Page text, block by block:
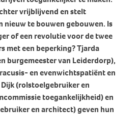
vrijblijvend en stelt
nieuw te bouwen gebouwen. Is
of een revolutie voor de twee
met een beperking? Tjarda
burgemeester van Leiderdorp),
en evenwichtspatiënt en
(rolstoelgebruiker en
toegankelijkheid) en
en architect) geven hun